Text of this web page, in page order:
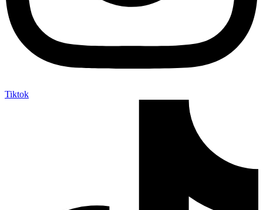
Tiktok